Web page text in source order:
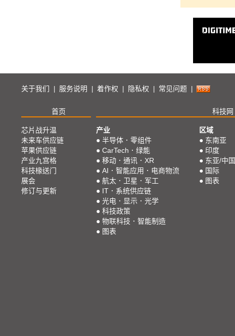
关于我们 服务说明 着作权 隐私权 常见问题
首页 科技网
芯片战升温
未来车供应链
苹果供应链
产业九宫格
科技椽送门
展会
修订与更新
产业
● 半导体．零组件
● CarTech．绿能
● 移动．通讯．XR
● AI．智能应用．电商物流
● 航太．卫星．军工
● IT．系统供应链
● 光电．显示．光学
● 科技政策
● 物联科技．智能制造
● 图表
区域
● 东南亚
● 印度
● 东亚/中国
● 国际
● 图表